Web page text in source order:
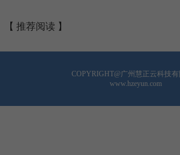
【 推荐阅读 】
COPYRIGHT@广州慧正云科技有
www.hzeyun.com